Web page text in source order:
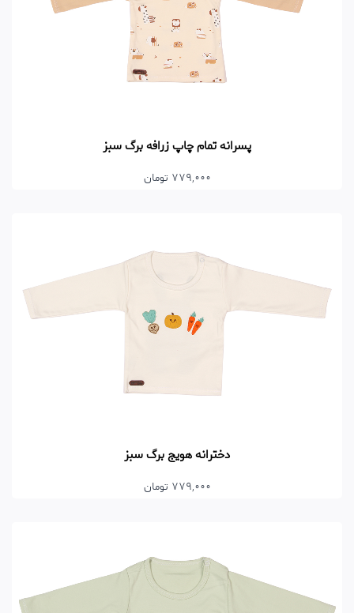
پسرانه تمام چاپ زرافه برگ سبز
779,000 تومان
دخترانه هویج برگ سبز
779,000 تومان